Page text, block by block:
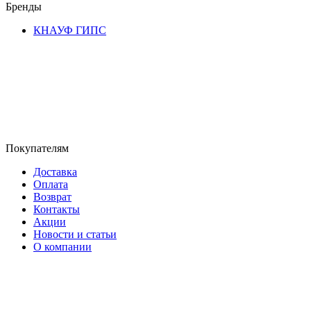
Бренды
КНАУФ ГИПС
Покупателям
Доставка
Оплата
Возврат
Контакты
Акции
Новости и статьи
О компании